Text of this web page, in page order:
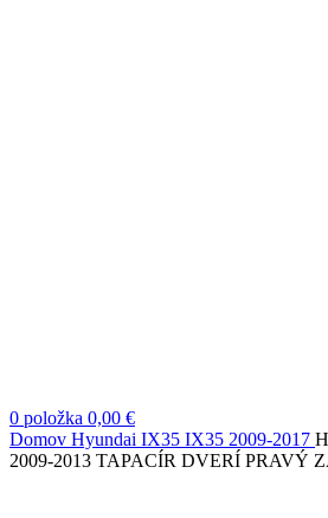
0 položka 0,00 €
Domov Hyundai IX35 IX35 2009-2017
2009-2013 TAPACÍR DVERÍ PRAVÝ